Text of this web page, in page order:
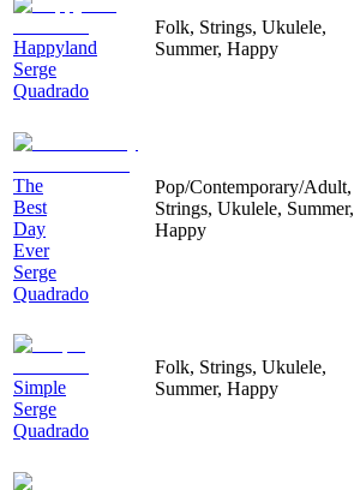
Happyland
Serge
Quadrado
Folk, Strings, Ukulele,
Summer, Happy
The
Best
Day
Ever
Serge
Quadrado
Pop/Contemporary/Adult,
Strings, Ukulele, Summer,
Happy
Simple
Serge
Quadrado
Folk, Strings, Ukulele,
Summer, Happy